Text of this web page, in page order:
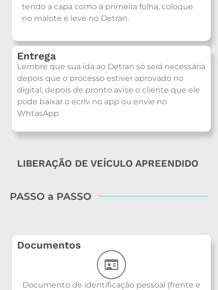
tendo a capa como a primeira folha, coloque
no malote e leve no Detran.
Entrega
Lembre que sua ida ao Detran só será necessária
depois que o processo estiver aprovado no
digital, depois de pronto avise o cliente que ele
pode baixar o ecrlv no app ou envie no
WhtasApp
LIBERAÇÃO DE VEÍCULO APREENDIDO
PASSO a PASSO
Documentos
Documento de identificação pessoal (frente e